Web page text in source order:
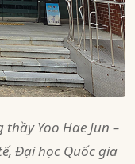
Yoo Hae Jun –
Đại học Quốc gia